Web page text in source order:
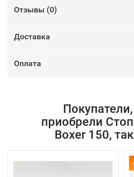
Отзывы (0)
Доставка
Оплата
приобрели
Boxer 150,